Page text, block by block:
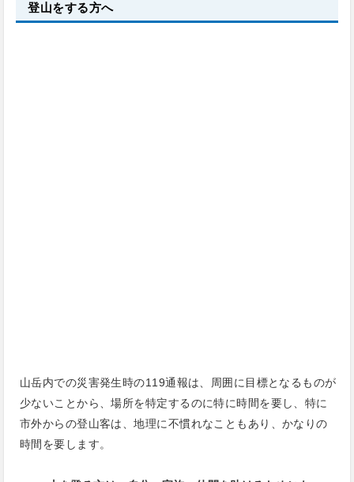
登山をする方へ
山岳内での災害発生時の119通報は、周囲に目標となるものが
少ないことから、場所を特定するのに特に時間を要し、特に
市外からの登山客は、地理に不慣れなこともあり、かなりの
時間を要します。